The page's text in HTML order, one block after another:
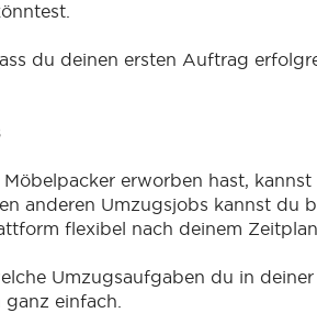
du deinen ersten Auftrag
erworben hast,
anderen Umzugsjobs kannst du
flexibel nach deinem Zeitplan
Umzugsaufgaben du in
einfach.